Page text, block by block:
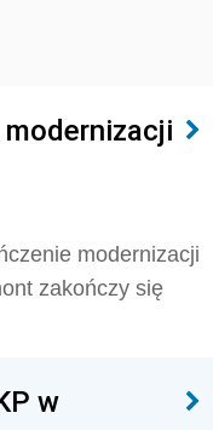
modernizacji
zakończy się
w